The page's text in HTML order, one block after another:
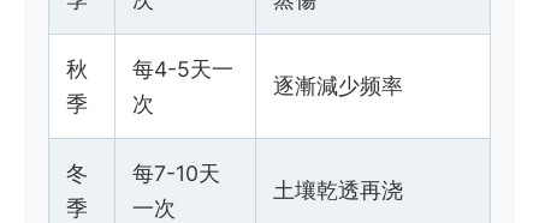
秋
季
每4-5天一
次
逐漸減少频率
冬
季
每7-10天
一次
土壤乾透再浇